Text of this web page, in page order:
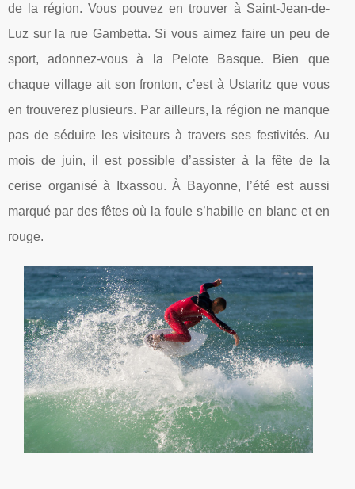
de la région. Vous pouvez en trouver à Saint-Jean-de-
Luz sur la rue Gambetta. Si vous aimez faire un peu de
sport, adonnez-vous à la Pelote Basque. Bien que
chaque village ait son fronton, c’est à Ustaritz que vous
en trouverez plusieurs. Par ailleurs, la région ne manque
pas de séduire les visiteurs à travers ses festivités. Au
mois de juin, il est possible d’assister à la fête de la
cerise organisé à Itxassou. À Bayonne, l’été est aussi
marqué par des fêtes où la foule s’habille en blanc et en
rouge.